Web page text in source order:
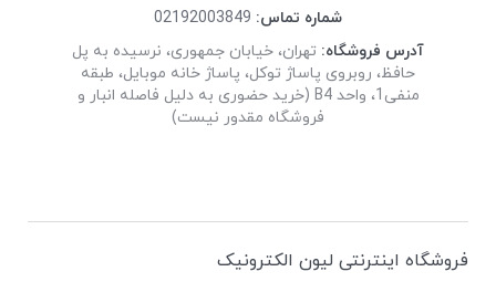
شماره تماس: 02192003849
آدرس فروشگاه: تهران، خیابان جمهوری، نرسیده به پل
حافظ، روبروی پاساژ توکل، پاساژ خانه موبایل، طبقه
منفی1، واحد B4 (خرید حضوری به دلیل فاصله انبار و
فروشگاه مقدور نیست)
فروشگاه اینترنتی لیون الکترونیک